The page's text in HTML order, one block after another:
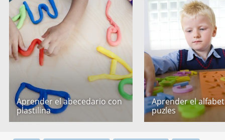
Aprender el abecedario con
plastilina
Aprender el
puzles